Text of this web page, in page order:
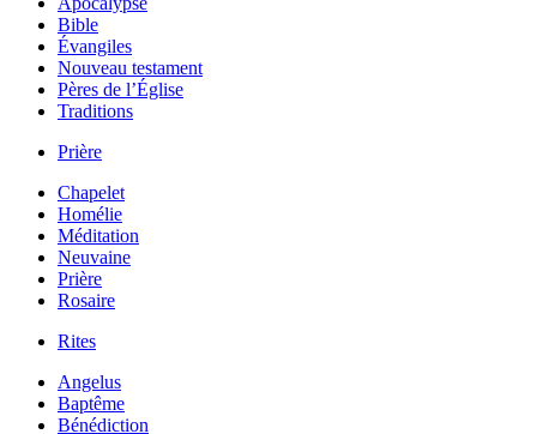
Bible
Évangiles
Nouveau testament
Pères de l’Église
Traditions
Prière
Chapelet
Homélie
Méditation
Neuvaine
Prière
Rosaire
Rites
Angelus
Baptême
Bénédiction